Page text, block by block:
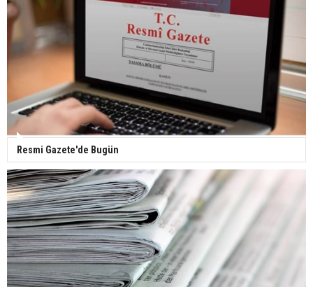
Yerli turist 229,7 milyar lira seyahat harcaması
yaptı
Gazze'deki Sağlık Bakanlığı duyurdu: Vahşetin
pençesinde 2 salgın vaka tespit edildi
Resmi Gazete'de Bugün